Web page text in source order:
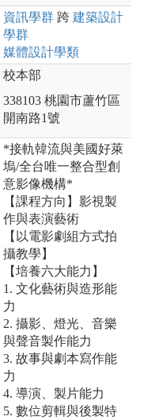
資訊學群 跨 建築設計
學群
媒體設計學類
校本部
338103 桃園市蘆竹區
開南路1號
*接軌韓流與美國好萊
塢/全台唯一整合型創
意影像機構*
【課程方向】影視製
作與表演藝術
【以電影劇組方式拍
攝教學】
【培養六大能力】
1. 文化藝術與造形能
力
2. 攝影、燈光、音樂
與聲音製作能力
3. 故事與劇本寫作能
力
4. 導演、製片能力
5. 數位剪輯與後製特